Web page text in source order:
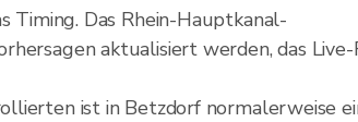
Das Rhein-Hauptkanal-
aktualisiert werden, das Live-
ist in Betzdorf normalerweise